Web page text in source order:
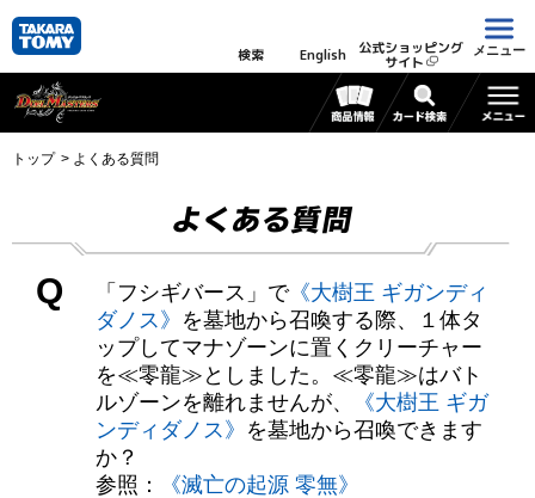
検索 English 公式ショッピング
サイト
メニュー
トップ よくある質問
よくある質問
Q 「フシギバース」で《大樹王 ギガンディ
ダノス》 を墓地から召喚する際、１体タ
ップしてマナゾーンに置くクリーチャー
を≪零龍≫としました。≪零龍≫はバト
ルゾーンを離れませんが、
《大樹王 ギガ
ンディダノス》 を墓地から召喚できます
か？
参照：
《滅亡の起源 零無》